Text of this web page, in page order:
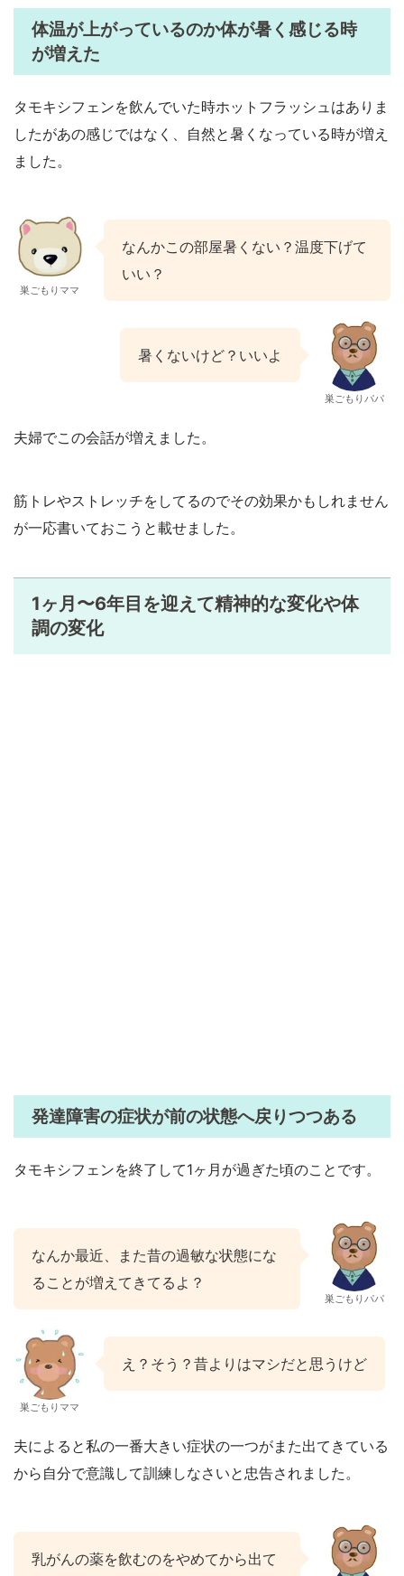
体温が上がっているのか体が暑く感じる時
が増えた
タモキシフェンを飲んでいた時ホットフラッシュはありま
したがあの感じではなく、自然と暑くなっている時が増え
ました。
巣ごもりママ
なんかこの部屋暑くない？温度下げて
いい？
暑くないけど？いいよ
巣ごもりパパ
夫婦でこの会話が増えました。
筋トレやストレッチをしてるのでその効果かもしれません
が一応書いておこうと載せました。
1ヶ月〜6年目を迎えて精神的な変化や体
調の変化
発達障害の症状が前の状態へ戻りつつある
タモキシフェンを終了して1ヶ月が過ぎた頃のことです。
なんか最近、また昔の過敏な状態にな
ることが増えてきてるよ？
巣ごもりパパ
巣ごもりママ
え？そう？昔よりはマシだと思うけど
夫によると私の一番大きい症状の一つがまた出てきている
から自分で意識して訓練しなさいと忠告されました。
乳がんの薬を飲むのをやめてから出て